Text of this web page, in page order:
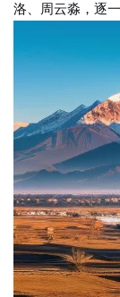
洛、周云淼，逐